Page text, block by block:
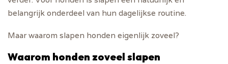
belangrijk onderdeel van hun dagelijkse routine.
Maar waarom slapen honden eigenlijk zoveel?
Waarom honden zoveel slapen